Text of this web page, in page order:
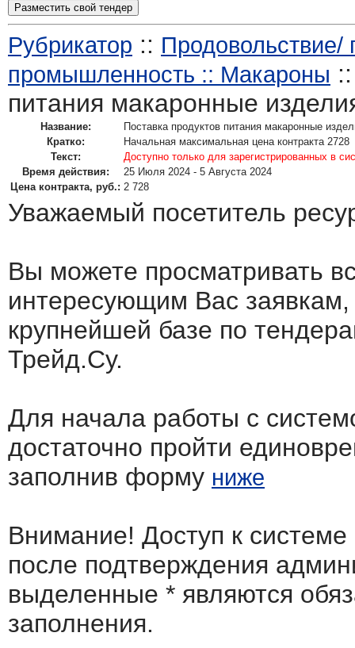
Разместить свой тендер
Рубрикатор :: Продовольствие/
промышленность :: Макароны
питания макаронные
Название:
Поставка продуктов питания макаронные
Кратко:
Начальная максимальная цена контракта 2728
Текст:
Доступно только для зарегистрированных в
Время действия:
25 Июля 2024 - 5 Августа 2024
Цена контракта, руб.: 2 728
Уважаемый посетитель
Вы можете просматривать
интересующим Вас
крупнейшей базе по
Трейд.Су.
Для начала работы с
достаточно пройти
заполнив форму ниже
Внимание! Доступ к
после подтверждения
выделенные * являются
заполнения.